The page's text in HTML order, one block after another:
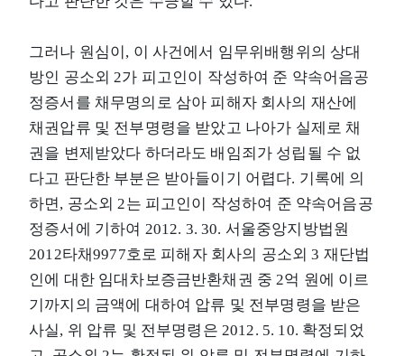
그러나 원심이, 이 사건에서 임무위배행위의 상대
방인 공소외 2가 피고인이 작성하여 준 약속어음공
정증서를 채무명의로 삼아 피해자 회사의 재산에
채권압류 및 전부명령을 받았고 나아가 실제로 채
권을 변제받았다 하더라도 배임죄가 성립될 수 없
다고 판단한 부분은 받아들이기 어렵다. 기록에 의
하면, 공소외 2는 피고인이 작성하여 준 약속어음공
정증서에 기하여 2012. 3. 30. 서울중앙지방법원
2012타채9977호로 피해자 회사의 공소외 3 재단법
인에 대한 임대차보증금반환채권 중 2억 원에 이르
기까지의 금액에 대하여 압류 및 전부명령을 받은
사실, 위 압류 및 전부명령은 2012. 5. 10. 확정되었